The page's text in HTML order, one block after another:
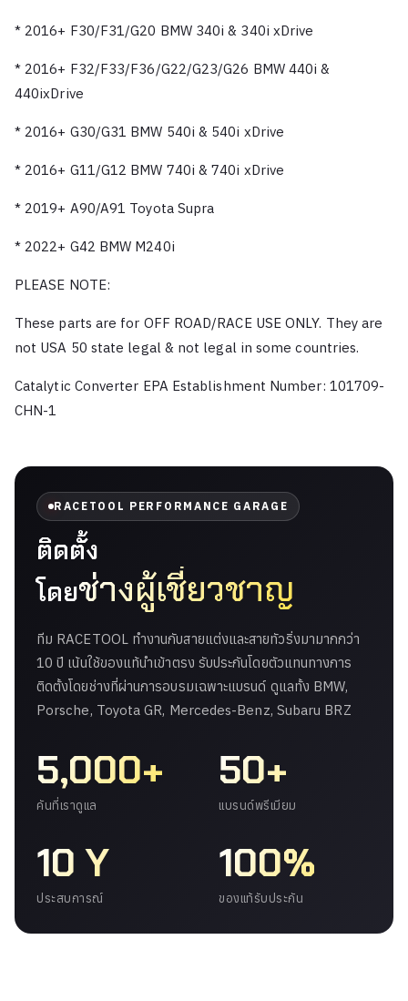
* 2016+ F30/F31/G20 BMW 340i & 340i xDrive
* 2016+ F32/F33/F36/G22/G23/G26 BMW 440i &
440ixDrive
* 2016+ G30/G31 BMW 540i & 540i xDrive
* 2016+ G11/G12 BMW 740i & 740i xDrive
* 2019+ A90/A91 Toyota Supra
* 2022+ G42 BMW M240i
PLEASE NOTE:
These parts are for OFF ROAD/RACE USE ONLY. They are
not USA 50 state legal & not legal in some countries.
Catalytic Converter EPA Establishment Number: 101709-
CHN-1
RACETOOL PERFORMANCE GARAGE
ติดตั้ง
โดยช่างผู้เชี่ยวชาญ
ทีม RACETOOL ทำงานกับสายแต่งและสายทัวริ่งมามากกว่า
10 ปี เน้นใช้ของแท้นำเข้าตรง รับประกันโดยตัวแทนทางการ
ติดตั้งโดยช่างที่ผ่านการอบรมเฉพาะแบรนด์ ดูแลทั้ง BMW,
Porsche, Toyota GR, Mercedes-Benz, Subaru BRZ
5,000+
คันที่เราดูแล
50+
แบรนด์พรีเมียม
10 Y
ประสบการณ์
100%
ของแท้รับประกัน